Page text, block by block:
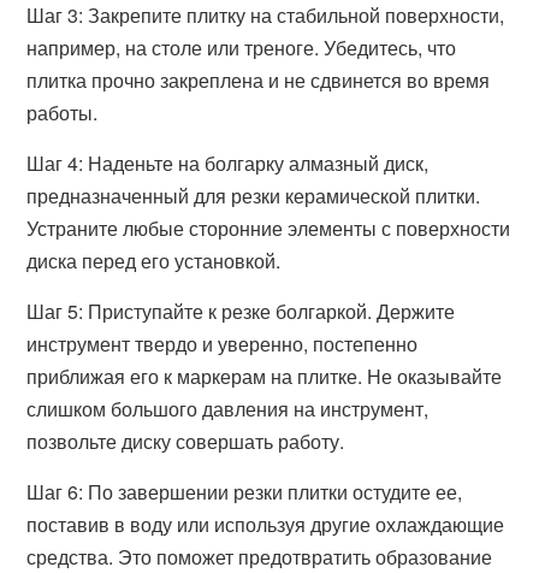
Шаг 3: Закрепите плитку на стабильной поверхности,
например, на столе или треноге. Убедитесь, что
плитка прочно закреплена и не сдвинется во время
работы.
Шаг 4: Наденьте на болгарку алмазный диск,
предназначенный для резки керамической плитки.
Устраните любые сторонние элементы с поверхности
диска перед его установкой.
Шаг 5: Приступайте к резке болгаркой. Держите
инструмент твердо и уверенно, постепенно
приближая его к маркерам на плитке. Не оказывайте
слишком большого давления на инструмент,
позвольте диску совершать работу.
Шаг 6: По завершении резки плитки остудите ее,
поставив в воду или используя другие охлаждающие
средства. Это поможет предотвратить образование